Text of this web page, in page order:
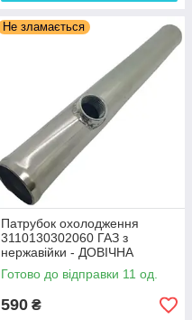
Не зламається
Патрубок охолодження
3110130302060 ГАЗ з
нержавійки - ДОВІЧНА
ГАРАНТІЯ
Готово до відправки 11 од.
590 ₴